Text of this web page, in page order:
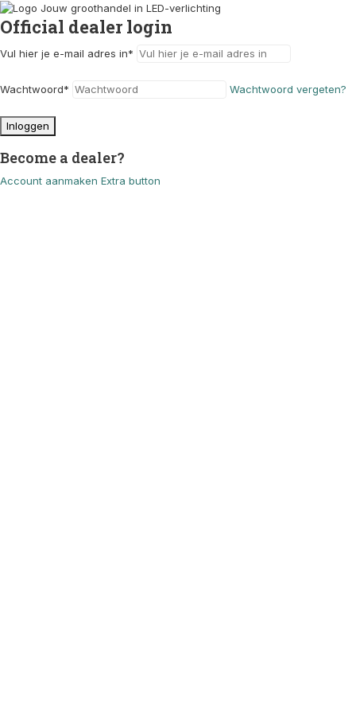
Official dealer login
Vul hier je e-mail adres in*
Wachtwoord* Wachtwoord vergeten?
Inloggen
Become a dealer?
Account aanmaken Extra button